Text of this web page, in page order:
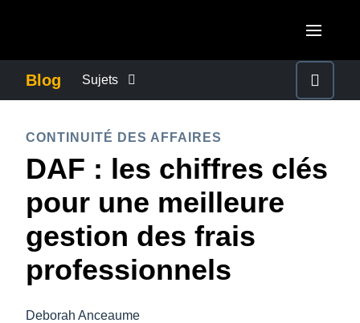
Canada (Français)
México (Español)
Brasil (Português)
United Kingdom (English)
France (Français)
Deutschland (Deutsch)
Italia (Italiano)
ASIA PACIFIC
Australia (English)
India (English)
日本（日本語)
Blog Sujets
CONTINUITÉ DES AFFAIRES
CONTRÔLE DES COÛTS DE L’ENTREPRISE
CROISSANCE ET OPTIMISATION
DÉVELOPPEMENT DURABLE
CONTINUITÉ DES AFFAIRES
DAF : les chiffres clés
pour une meilleure
gestion des frais
professionnels
Deborah Anceaume